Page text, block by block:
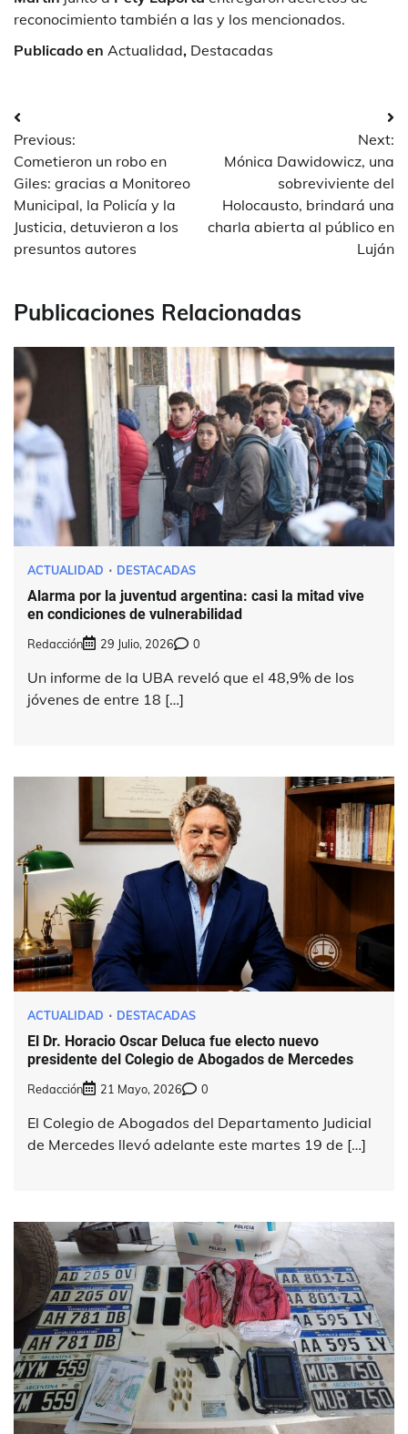
reconocimiento también a las y los mencionados.
Publicado en Actualidad, Destacadas
Navegación
de
entradas
Previous:
Cometieron un robo en
Giles: gracias a Monitoreo
Municipal, la Policía y la
Justicia, detuvieron a los
presuntos autores
Next:
Mónica Dawidowicz, una
sobreviviente del
Holocausto, brindará una
charla abierta al público en
Luján
Publicaciones Relacionadas
ACTUALIDAD DESTACADAS
Alarma por la juventud argentina: casi la mitad vive
en condiciones de vulnerabilidad
Redacción 29 Julio, 2026 0
Un informe de la UBA reveló que el 48,9% de los
jóvenes de entre 18 […]
ACTUALIDAD DESTACADAS
El Dr. Horacio Oscar Deluca fue electo nuevo
presidente del Colegio de Abogados de Mercedes
Redacción 21 Mayo, 2026 0
El Colegio de Abogados del Departamento Judicial
de Mercedes llevó adelante este martes 19 de […]